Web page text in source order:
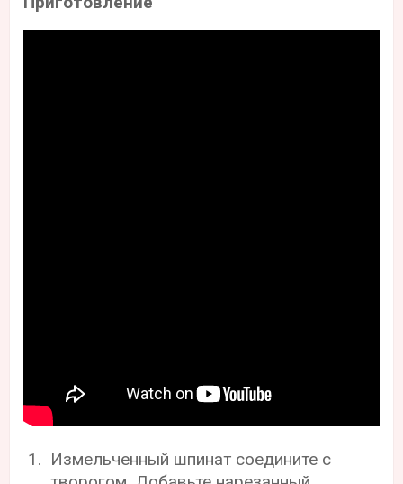
Измельченный шпинат соедините с